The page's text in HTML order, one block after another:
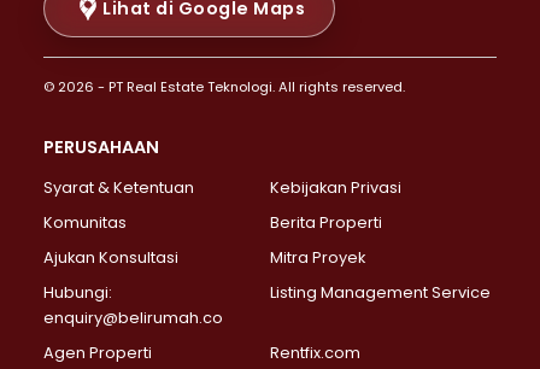
Properti Dijual di Pasar Baru >
Properti Dijual di Bendungan Hilir >
Properti Dijual di Jakarta Selatan >
Properti Dijual di Lebak Bulus >
Properti Dijual di Gandaria Selatan >
Properti Dijual di Pondok Labu >
Properti Dijual di Lenteng Agung >
Properti Dijual di Senayan >
Properti Dijual di Pondok Pinang >
Lihat di Google Maps
© 2026 - PT Real Estate Teknologi. All rights reserved.
PERUSAHAAN
Syarat & Ketentuan
Kebijakan Privasi
Komunitas
Berita Properti
Ajukan Konsultasi
Mitra Proyek
Hubungi:
enquiry@belirumah.co
Listing Management Service
Agen Properti Rentfix.com